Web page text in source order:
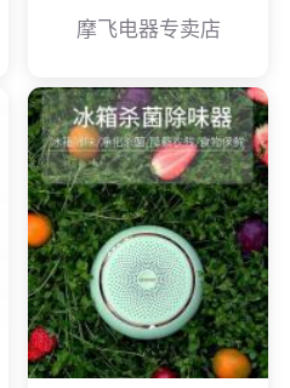
摩飞电器专卖店